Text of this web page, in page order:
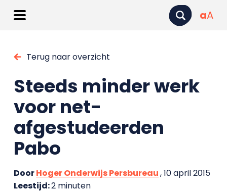
aA
Terug naar overzicht
Steeds minder werk
voor net-
afgestudeerden
Pabo
DoorHoger Onderwijs Persbureau, 10 april 2015
Leestijd:2 minuten